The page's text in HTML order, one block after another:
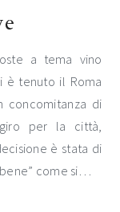
a tema vino
è tenuto il Roma
concomitanza di
per la città,
è stata di
come si…